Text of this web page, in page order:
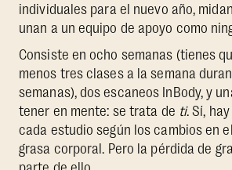
individuales para el nuevo año,
unan a un equipo de apoyo como
Consiste en ocho semanas (tienes
menos tres clases a la semana
semanas), dos escaneos InBody, y
tener en mente: se trata de ti. Sí,
cada estudio según los cambios en
grasa corporal. Pero la pérdida de